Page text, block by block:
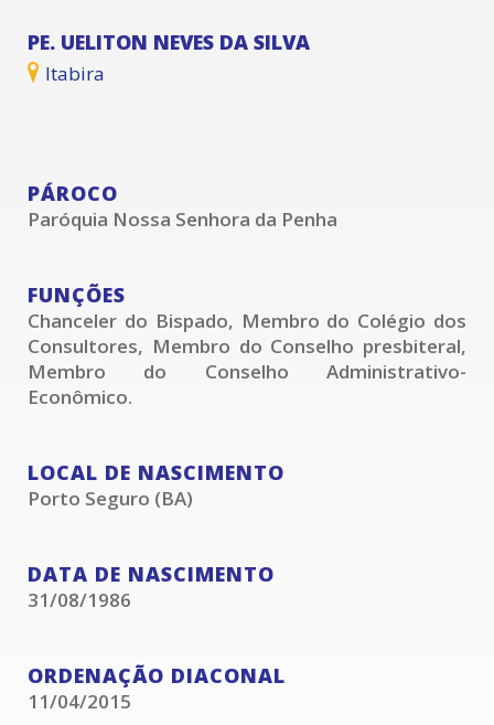
PE. UELITON NEVES DA SILVA
Itabira
PÁROCO
Paróquia Nossa Senhora da Penha
FUNÇÕES
Chanceler do Bispado, Membro do Colégio dos
Consultores, Membro do Conselho presbiteral,
Membro do Conselho Administrativo-
Econômico.
LOCAL DE NASCIMENTO
Porto Seguro (BA)
DATA DE NASCIMENTO
31/08/1986
ORDENAÇÃO DIACONAL
11/04/2015